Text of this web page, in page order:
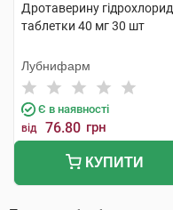
Дротаверину гідрохлорид
таблетки 40 мг 30 шт
Лубнифарм
Є в наявності
від 76.80 грн
КУПИТИ